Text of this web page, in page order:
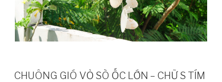
CHUÔNG GIÓ VỎ SÒ ỐC LỚN – CHỮ S TÍM